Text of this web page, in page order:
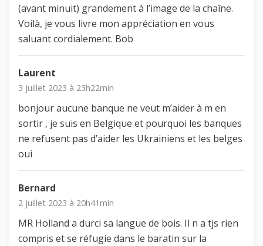
(avant minuit) grandement à l’image de la chaîne.
Voilà, je vous livre mon appréciation en vous
saluant cordialement. Bob
Laurent
3 juillet 2023 à 23h22min
bonjour aucune banque ne veut m’aider à m en
sortir , je suis en Belgique et pourquoi les banques
ne refusent pas d’aider les Ukrainiens et les belges
oui
Bernard
2 juillet 2023 à 20h41min
MR Holland a durci sa langue de bois. Il n a tjs rien
compris et se réfugie dans le baratin sur la